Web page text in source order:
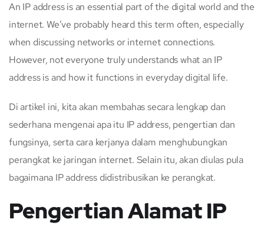
An IP address is an essential part of the digital world and the
internet. We’ve probably heard this term often, especially
when discussing networks or internet connections.
However, not everyone truly understands what an IP
address is and how it functions in everyday digital life.
Di artikel ini, kita akan membahas secara lengkap dan
sederhana mengenai apa itu IP address, pengertian dan
fungsinya, serta cara kerjanya dalam menghubungkan
perangkat ke jaringan internet. Selain itu, akan diulas pula
bagaimana IP address didistribusikan ke perangkat.
Pengertian Alamat IP